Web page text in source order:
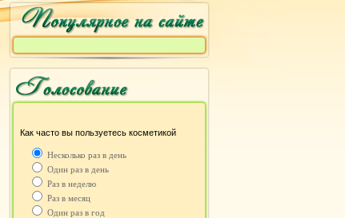
Как часто вы пользуетесь косметикой
Несколько раз в день
Один раз в день
Раз в неделю
Раз в месяц
Один раз в год